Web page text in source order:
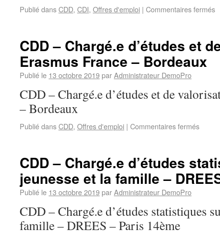
Publié dansCDD, CDI, Offres d'emploi | Commentaires fermés
CDD – Chargé.e d’études et
Erasmus France – Bordeaux
Publié le 13 octobre 2019parAdministrateur DemoPro
CDD – Chargé.e d’études et de
– Bordeaux
Publié dansCDD, Offres d'emploi | Commentaires fermés
CDD – Chargé.e d’études
jeunesse et la famille –
Publié le 13 octobre 2019parAdministrateur DemoPro
CDD – Chargé.e d’études statistiques
famille – DREES – Paris 14ème